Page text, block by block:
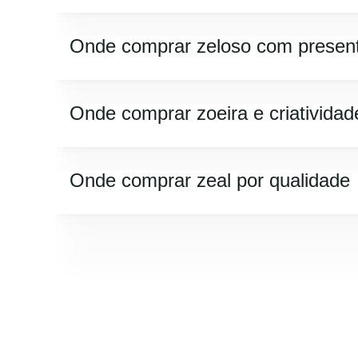
Onde comprar zeloso com
Onde comprar zoeira e
Onde comprar zeal por qualidade